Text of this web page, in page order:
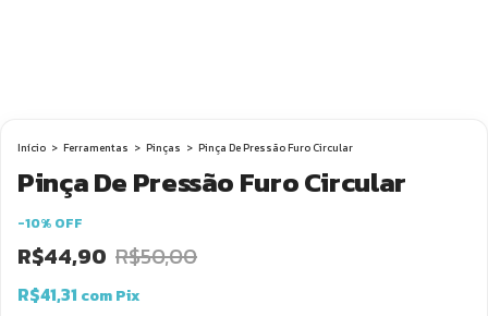
Início > Ferramentas > Pinças > Pinça De Pressão Furo Circular
Pinça De Pressão Furo Circular
-10% OFF
R$44,90 R$50,00
R$41,31 comPix